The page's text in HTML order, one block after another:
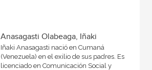
Anasagasti Olabeaga, Iñaki
Iñaki Anasagasti nació en Cumaná
(Venezuela) en el exilio de sus padres. Es
licenciado en Comunicación Social y